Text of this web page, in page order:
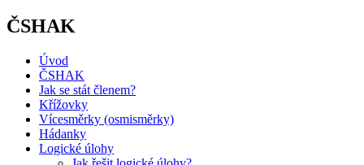
ČSHAK
Úvod
ČSHAK
Jak se stát členem?
Křížovky
Vícesměrky (osmisměrky)
Hádanky
Logické úlohy